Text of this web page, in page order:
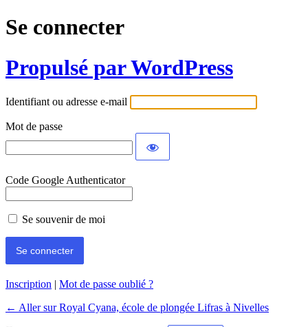
Se connecter
Propulsé par WordPress
Identifiant ou adresse e-mail
Mot de passe
Code Google Authenticator
Se souvenir de moi
Inscription | Mot de passe oublié ?
← Aller sur Royal Cyana, école de plongée Lifras à Nivelles